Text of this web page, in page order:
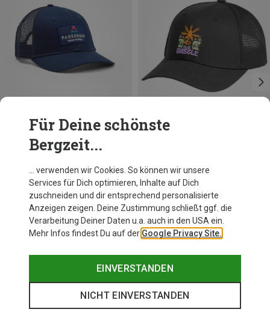
Du sparst 31%
Für Deine schönste
Bergzeit...
… verwenden wir Cookies. So können wir unsere
Services für Dich optimieren, Inhalte auf Dich
zuschneiden und dir entsprechend personalisierte
Anzeigen zeigen. Deine Zustimmung schließt ggf. die
Verarbeitung Deiner Daten u.a. auch in den USA ein.
Mehr Infos findest Du auf der Google Privacy Site.
EINVERSTANDEN
NICHT EINVERSTANDEN